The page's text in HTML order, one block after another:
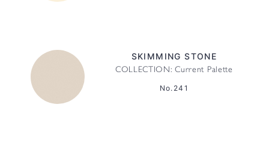
SKIMMING STONE
COLLECTION: Current Palette
No.241